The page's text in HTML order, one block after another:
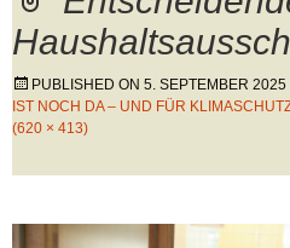
PUBLISHED ON 5. SEPTEMBER 2025
IST NOCH DA – UND FÜR
(620 × 413)